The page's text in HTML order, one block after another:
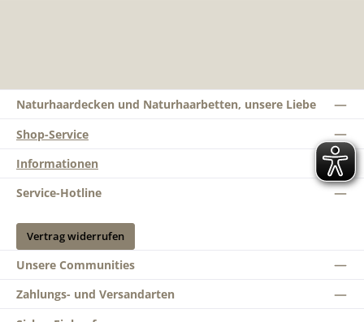
Naturhaardecken und Naturhaarbetten, unsere Liebe
Shop-Service
Informationen
Service-Hotline
Vertrag widerrufen
Unsere Communities
Zahlungs- und Versandarten